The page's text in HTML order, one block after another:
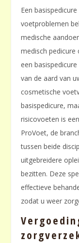
Een
voetproblemen
medische
medisch pedicure
een
van de aard van
cosmetische
basispedicure,
risicovoeten is
ProVoet, de
tussen beide
uitgebreidere
bezitten. Deze
effectieve
zodat u weer